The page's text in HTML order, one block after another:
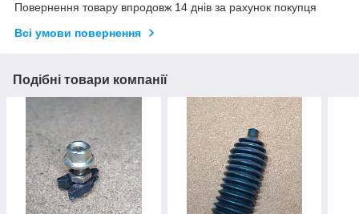
Повернення товару впродовж 14 днів за рахунок покупця
Всі умови повернення
Подібні товари компанії